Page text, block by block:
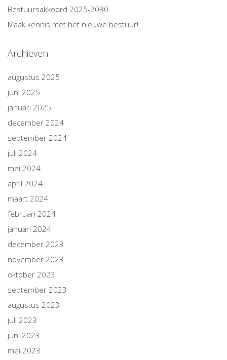
Bestuursakkoord 2025-2030
Maak kennis met het nieuwe bestuur!
Archieven
augustus 2025
juni 2025
januari 2025
december 2024
september 2024
juli 2024
mei 2024
april 2024
maart 2024
februari 2024
januari 2024
december 2023
november 2023
oktober 2023
september 2023
augustus 2023
juli 2023
juni 2023
mei 2023